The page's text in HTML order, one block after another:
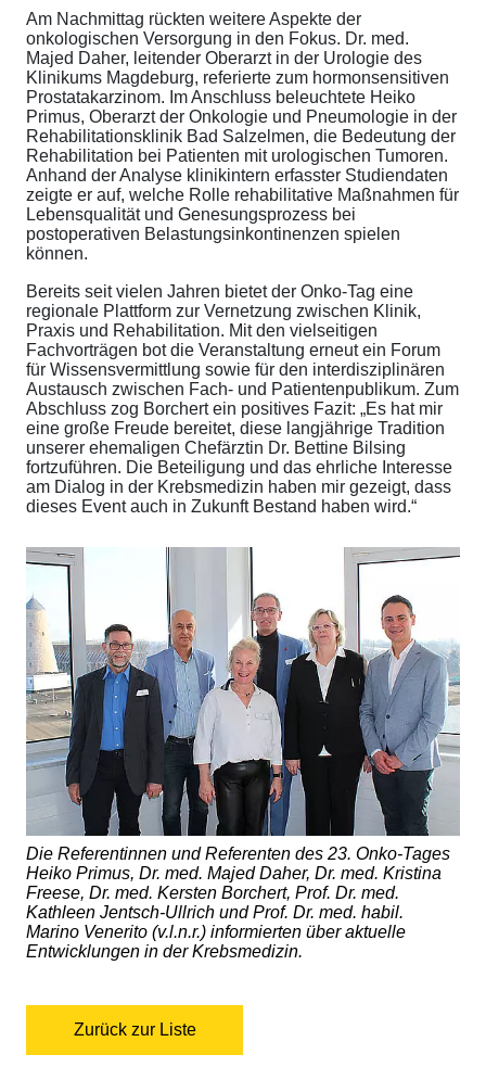
Am Nachmittag rückten weitere Aspekte der
onkologischen Versorgung in den Fokus. Dr. med.
Majed Daher, leitender Oberarzt in der Urologie des
Klinikums Magdeburg, referierte zum hormonsensitiven
Prostatakarzinom. Im Anschluss beleuchtete Heiko
Primus, Oberarzt der Onkologie und Pneumologie in der
Rehabilitationsklinik Bad Salzelmen, die Bedeutung der
Rehabilitation bei Patienten mit urologischen Tumoren.
Anhand der Analyse klinikintern erfasster Studiendaten
zeigte er auf, welche Rolle rehabilitative Maßnahmen für
Lebensqualität und Genesungsprozess bei
postoperativen Belastungsinkontinenzen spielen
können.
Bereits seit vielen Jahren bietet der Onko-Tag eine
regionale Plattform zur Vernetzung zwischen Klinik,
Praxis und Rehabilitation. Mit den vielseitigen
Fachvorträgen bot die Veranstaltung erneut ein Forum
für Wissensvermittlung sowie für den interdisziplinären
Austausch zwischen Fach- und Patientenpublikum. Zum
Abschluss zog Borchert ein positives Fazit: „Es hat mir
eine große Freude bereitet, diese langjährige Tradition
unserer ehemaligen Chefärztin Dr. Bettine Bilsing
fortzuführen. Die Beteiligung und das ehrliche Interesse
am Dialog in der Krebsmedizin haben mir gezeigt, dass
dieses Event auch in Zukunft Bestand haben wird.“
Die Referentinnen und Referenten des 23. Onko-Tages
Heiko Primus, Dr. med. Majed Daher, Dr. med. Kristina
Freese, Dr. med. Kersten Borchert, Prof. Dr. med.
Kathleen Jentsch-Ullrich und Prof. Dr. med. habil.
Marino Venerito (v.l.n.r.) informierten über aktuelle
Entwicklungen in der Krebsmedizin.
Zurück zur Liste